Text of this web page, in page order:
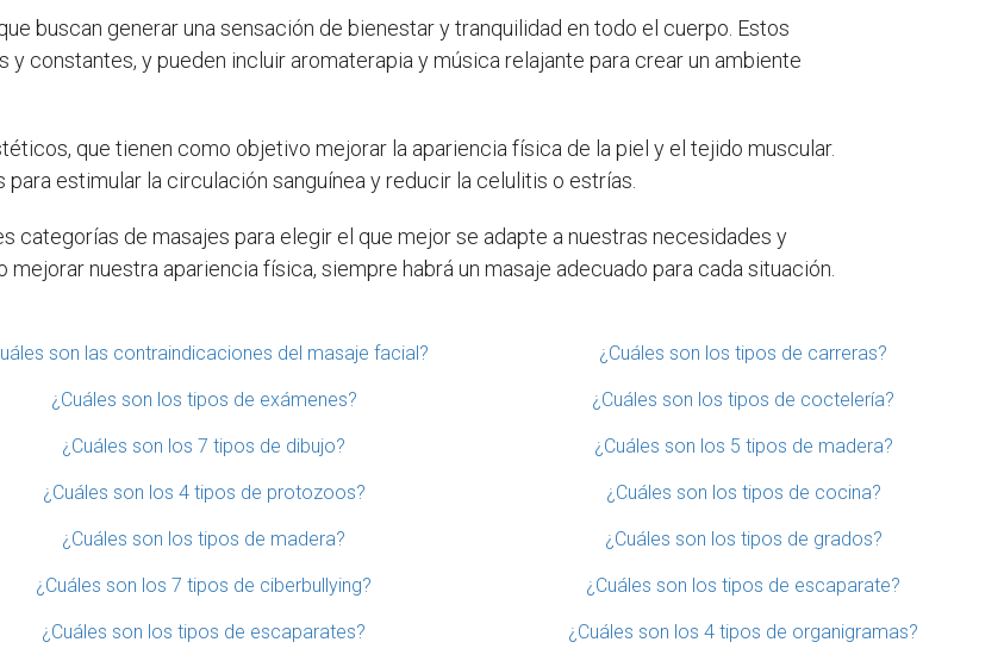
buscan generar una sensación de bienestar y tranquilidad en todo el cuerpo. Estos
constantes, y pueden incluir aromaterapia y música relajante para crear un ambiente
que tienen como objetivo mejorar la apariencia física de la piel y el tejido muscular.
estimular la circulación sanguínea y reducir la celulitis o estrías.
categorías de masajes para elegir el que mejor se adapte a nuestras necesidades y
mejorar nuestra apariencia física, siempre habrá un masaje adecuado para cada situación.
son las contraindicaciones del masaje facial? ¿Cuáles son los tipos de carreras?
¿Cuáles son los tipos de exámenes? ¿Cuáles son los tipos de coctelería?
¿Cuáles son los 7 tipos de dibujo? ¿Cuáles son los 5 tipos de madera?
¿Cuáles son los 4 tipos de protozoos? ¿Cuáles son los tipos de cocina?
¿Cuáles son los tipos de madera? ¿Cuáles son los tipos de grados?
¿Cuáles son los 7 tipos de ciberbullying? ¿Cuáles son los tipos de escaparate?
¿Cuáles son los tipos de escaparates? ¿Cuáles son los 4 tipos de organigramas?